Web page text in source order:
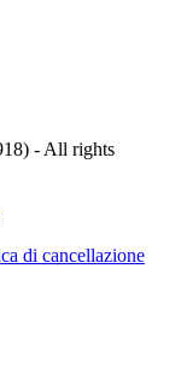
- All rights
di cancellazione